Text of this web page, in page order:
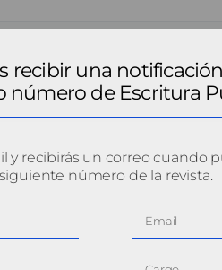
recibir una
número de Escritura
y recibirás un correo cuando
siguiente número de la revista.